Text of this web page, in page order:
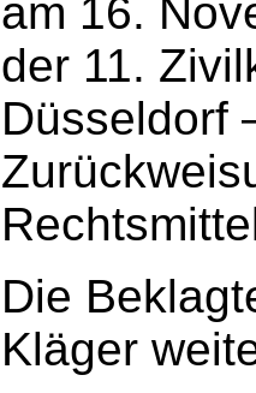
am 16.
der 11.
Düsseldorf
Die
Kläger